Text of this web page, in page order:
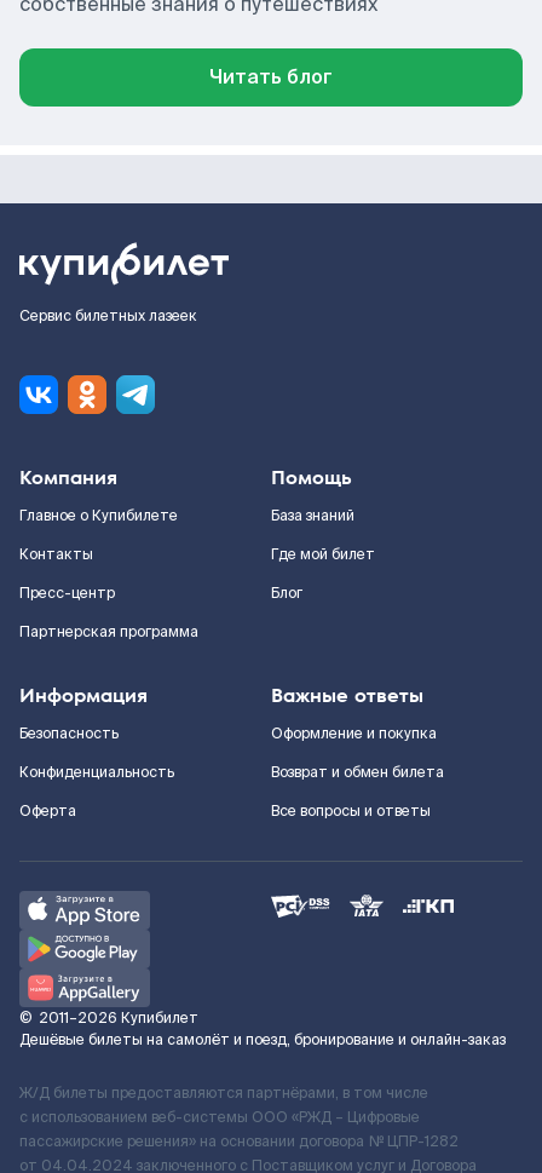
Читать блог
Сервис билетных лазеек
Компания
Главное о Купибилете
Контакты
Пресс-центр
Партнерская программа
Помощь
База знаний
Где мой билет
Блог
Информация
Безопасность
Конфиденциальность
Оферта
Важные ответы
Оформление и покупка
Возврат и обмен билета
Все вопросы и ответы
© 2011–2026 Купибилет
Дешёвые билеты на самолёт и поезд, бронирование и онлайн-заказ
Ж/Д билеты предоставляются партнёрами, в том числе
с использованием веб-системы ООО «РЖД – Цифровые
пассажирские решения» на основании договора № ЦПР-1282
от 04.04.2024 заключенного с Поставщиком услуг и Договора